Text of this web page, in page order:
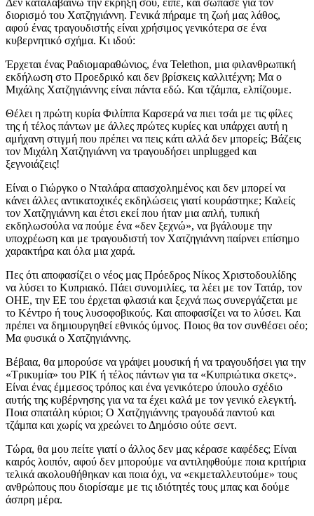
διορισμό του Χατζηγιάννη. Γενικά πήραμε τη ζωή μας λάθος,
αφού ένας τραγουδιστής είναι χρήσιμος γενικότερα σε ένα
κυβερνητικό σχήμα. Κι ιδού:
Έρχεται ένας Ραδιομαραθώνιος, ένα Telethon, μια φιλανθρωπική
εκδήλωση στο Προεδρικό και δεν βρίσκεις καλλιτέχνη; Μα ο
Μιχάλης Χατζηγιάννης είναι πάντα εδώ. Και τζάμπα, ελπίζουμε.
Θέλει η πρώτη κυρία Φιλίππα Καρσερά να πιει τσάι με τις φίλες
της ή τέλος πάντων με άλλες πρώτες κυρίες και υπάρχει αυτή η
αμήχανη στιγμή που πρέπει να πεις κάτι αλλά δεν μπορείς; Βάζεις
τον Μιχάλη Χατζηγιάννη να τραγουδήσει unplugged και
ξεγνοιάζεις!
Είναι ο Γιώργκο ο Νταλάρα απασχολημένος και δεν μπορεί να
κάνει άλλες αντικατοχικές εκδηλώσεις γιατί κουράστηκε; Καλείς
τον Χατζηγιάννη και έτσι εκεί που ήταν μια απλή, τυπική
εκδηλωσούλα να πούμε ένα «δεν ξεχνώ», να βγάλουμε την
υποχρέωση και με τραγουδιστή τον Χατζηγιάννη παίρνει επίσημο
χαρακτήρα και όλα μια χαρά.
Πες ότι αποφασίζει ο νέος μας Πρόεδρος Νίκος Χριστοδουλίδης
να λύσει το Κυπριακό. Πάει συνομιλίες, τα λέει με τον Τατάρ, τον
ΟΗΕ, την ΕΕ του έρχεται φλασιά και ξεχνά πως συνεργάζεται με
το Κέντρο ή τους λυσοφοβικούς. Και αποφασίζει να το λύσει. Και
πρέπει να δημιουργηθεί εθνικός ύμνος. Ποιος θα τον συνθέσει οέο;
Μα φυσικά ο Χατζηγιάννης.
Βέβαια, θα μπορούσε να γράψει μουσική ή να τραγουδήσει για την
«Τρικυμία» του ΡΙΚ ή τέλος πάντων για τα «Κυπριώτικα σκετς».
Είναι ένας έμμεσος τρόπος και ένα γενικότερο ύπουλο σχέδιο
αυτής της κυβέρνησης για να τα έχει καλά με τον γενικό ελεγκτή.
Ποια σπατάλη κύριοι; Ο Χατζηγιάννης τραγουδά παντού και
τζάμπα και χωρίς να χρεώνει το Δημόσιο ούτε σεντ.
Τώρα, θα μου πείτε γιατί ο άλλος δεν μας κέρασε καφέδες; Είναι
καιρός λοιπόν, αφού δεν μπορούμε να αντιληφθούμε ποια κριτήρια
τελικά ακολουθήθηκαν και ποια όχι, να «εκμεταλλευτούμε» τους
ανθρώπους που διορίσαμε με τις ιδιότητές τους μπας και δούμε
άσπρη μέρα.